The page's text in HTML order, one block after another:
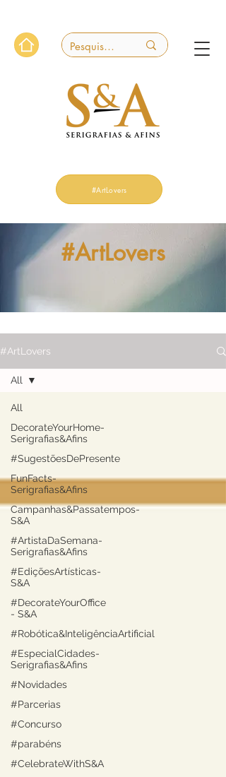
#ArtLovers
#ArtLovers
#ArtLovers
All
DecorateYourHome-
Serigrafias&Afins
#SugestõesDePresente
FunFacts-
Serigrafias&Afins
Campanhas&Passatempos-
S&A
#ArtistaDaSemana-
Serigrafias&Afins
#EdiçõesArtísticas-
S&A
#DecorateYourOffice
- S&A
#Robótica&InteligênciaArtificial
#EspecialCidades-
Serigrafias&Afins
#Novidades
#Parcerias
#Concurso
#parabéns
#CelebrateWithS&A
All